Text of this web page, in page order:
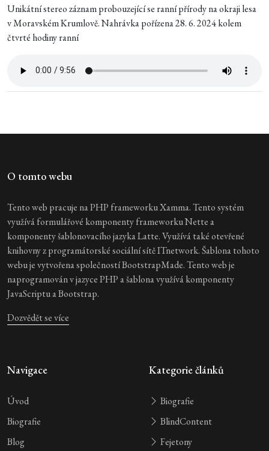
Unikátní stereo záznam probouzející se ranní přírody na okraji lesa
v Moravském Krumlově. Nahrávka pořízena 28. 6. 2024 kolem
čtvrté hodiny ranní
O tomto webu
Tento web pracuje na PHP frameworku Xamma. Tento systém
využívá formulářové komponenty frameworku Nette a
komponenty šablonovacího jazyka Latte. Využívá také otevřené
knihovny z programátorské sociální sítě ITnetwork. Šablona tohoto
webu je vytvořena společností BootstrapMade. Tento web je
naprogramován v jazyce PHP a šablona využívá komponenty
JavaScriptu a Bootstrap.
Dozvědět se více
Navigace
Úvod
Biografie
Blog
Kategorie článků
Biografie
BlindContent
Fejetony